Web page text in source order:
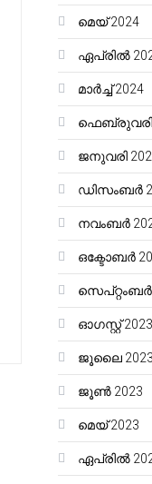
മെയ്‌ 2024
ഏപ്രിൽ
മാർച്ച്‌ 2024
ഫെബ്രുവരി
ജനുവരി
ഡിസംബർ
നവംബർ
ഒക്ടോബർ
സെപ്റ്റംബർ
ഓഗസ്റ്റ്‌ 2023
ജൂലൈ 2023
ജൂൺ 2023
മെയ്‌ 2023
ഏപ്രിൽ